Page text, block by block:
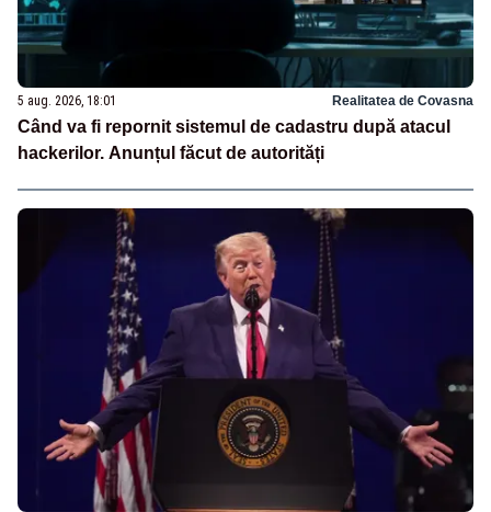
5 aug. 2026, 18:01 Realitatea de Covasna
Când va fi repornit sistemul de cadastru după atacul
hackerilor. Anunțul făcut de autorități